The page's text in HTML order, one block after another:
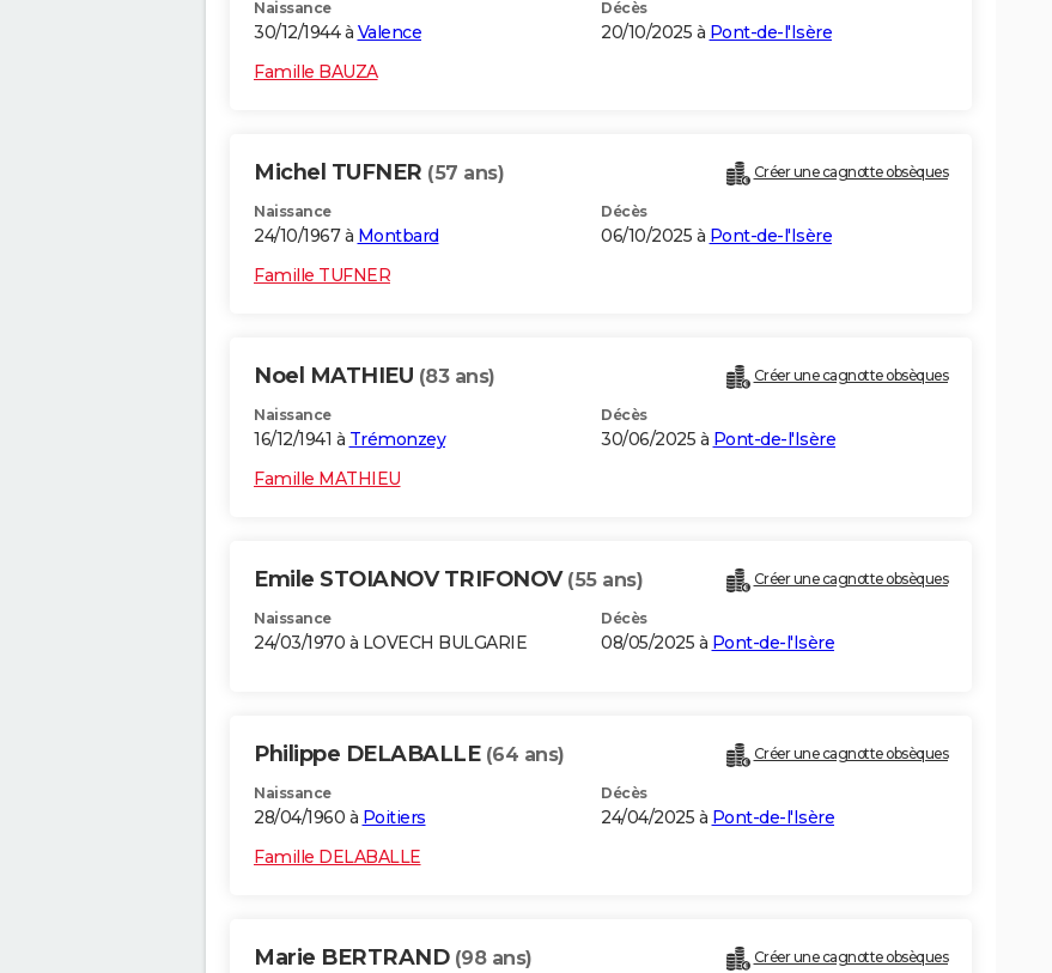
Naissance
30/12/1944 à Valence
Décès
20/10/2025 à Pont-de-l'Isère
Famille BAUZA
Michel TUFNER (57 ans) Créer une cagnotte obsèques
Naissance
24/10/1967 à Montbard
Décès
06/10/2025 à Pont-de-l'Isère
Famille TUFNER
Noel MATHIEU (83 ans) Créer une cagnotte obsèques
Naissance
16/12/1941 à Trémonzey
Décès
30/06/2025 à Pont-de-l'Isère
Famille MATHIEU
Emile STOIANOV TRIFONOV (55 ans) Créer une cagnotte obsèques
Naissance
24/03/1970 à LOVECH BULGARIE
Décès
08/05/2025 à Pont-de-l'Isère
Philippe DELABALLE (64 ans) Créer une cagnotte obsèques
Naissance
28/04/1960 à Poitiers
Décès
24/04/2025 à Pont-de-l'Isère
Famille DELABALLE
Marie BERTRAND (98 ans) Créer une cagnotte obsèques